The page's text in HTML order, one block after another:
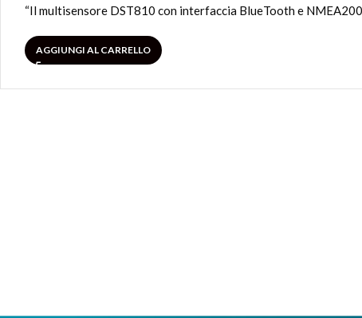
“Il multisensore DST810 con interfaccia BlueTooth e
AGGIUNGI AL CARRELLO